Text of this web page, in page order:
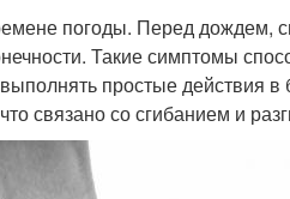
погоды. Перед дождем,
Такие симптомы
простые действия в
связано со сгибанием и